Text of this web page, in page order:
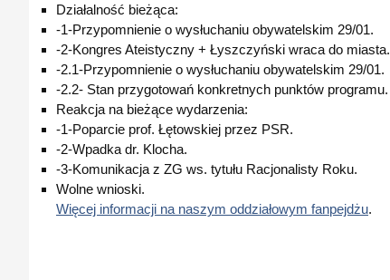
Działalność bieżąca:
-1-Przypomnienie o wysłuchaniu obywatelskim 29/01.
-2-Kongres Ateistyczny + Łyszczyński wraca do miasta.
-2.1-Przypomnienie o wysłuchaniu obywatelskim 29/01.
-2.2- Stan przygotowań konkretnych punktów programu.
Reakcja na bieżące wydarzenia:
-1-Poparcie prof. Łętowskiej przez PSR.
-2-Wpadka dr. Klocha.
-3-Komunikacja z ZG ws. tytułu Racjonalisty Roku.
Wolne wnioski.
Więcej informacji na naszym oddziałowym fanpejdżu.